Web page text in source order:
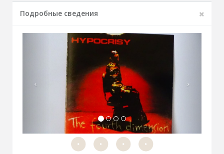
Подробные сведения